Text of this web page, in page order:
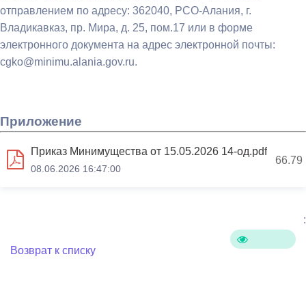
отправлением по адресу: 362040, РСО-Алания, г.
Владикавказ, пр. Мира, д. 25, пом.17 или в форме
электронного документа на адрес электронной почты:
cgko@minimu.alania.gov.ru.
Приложение
Приказ Минимущества от 15.05.2026 14-од.pdf
08.06.2026 16:47:00
66.79
:
Возврат к списку